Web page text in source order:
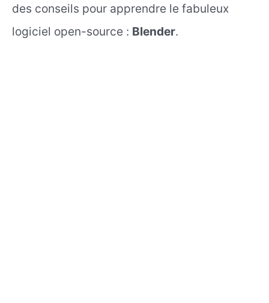
des conseils pour apprendre le fabuleux
logiciel open-source : Blender.